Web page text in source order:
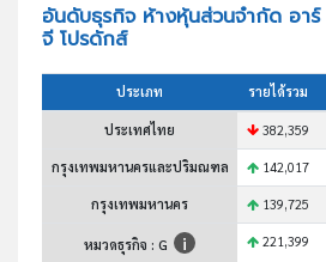
อันดับธุรกิจ ห้างหุ้นส่วนจำกัด อาร์
จี โปรดักส์
ประเภท รายได้รวม
ประเทศไทย 382,359
กรุงเทพมหานครและปริมณฑล 142,017
กรุงเทพมหานคร 139,725
หมวดธุรกิจ : G 221,399